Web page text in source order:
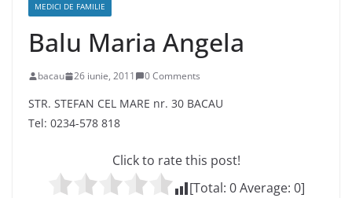
MEDICI DE FAMILIE
Balu Maria Angela
bacau 26 iunie, 2011 0 Comments
STR. STEFAN CEL MARE nr. 30 BACAU
Tel: 0234-578 818
Click to rate this post!
[Total: 0Average: 0]